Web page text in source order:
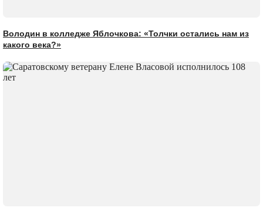
Володин в колледже Яблочкова: «Толчки остались нам из
какого века?»